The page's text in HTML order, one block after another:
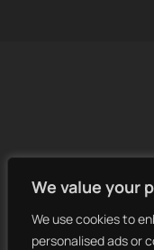
We value your
We use cookies to
personalised ads or
LET’S MAKE
IT HAPPEN.